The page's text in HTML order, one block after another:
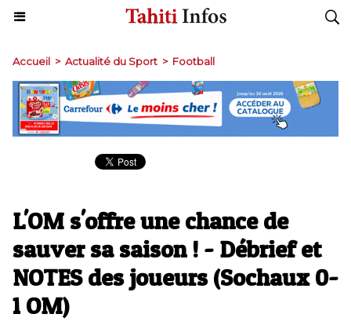
Accueil > Actualité du Sport > Football
L'OM s'offre une chance de
sauver sa saison ! - Débrief et
NOTES des joueurs (Sochaux 0-
1 OM)